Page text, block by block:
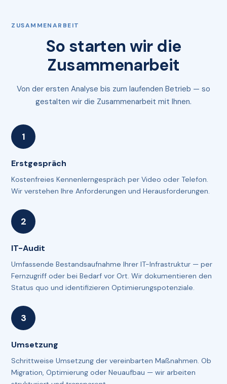
ZUSAMMENARBEIT
So starten wir die
Zusammenarbeit
Von der ersten Analyse bis zum laufenden Betrieb — so
gestalten wir die Zusammenarbeit mit Ihnen.
Erstgespräch
Kostenfreies Kennenlerngespräch per Video oder Telefon.
Wir verstehen Ihre Anforderungen und Herausforderungen.
IT-Audit
Umfassende Bestandsaufnahme Ihrer IT-Infrastruktur — per
Fernzugriff oder bei Bedarf vor Ort. Wir dokumentieren den
Status quo und identifizieren Optimierungspotenziale.
Umsetzung
Schrittweise Umsetzung der vereinbarten Maßnahmen. Ob
Migration, Optimierung oder Neuaufbau — wir arbeiten